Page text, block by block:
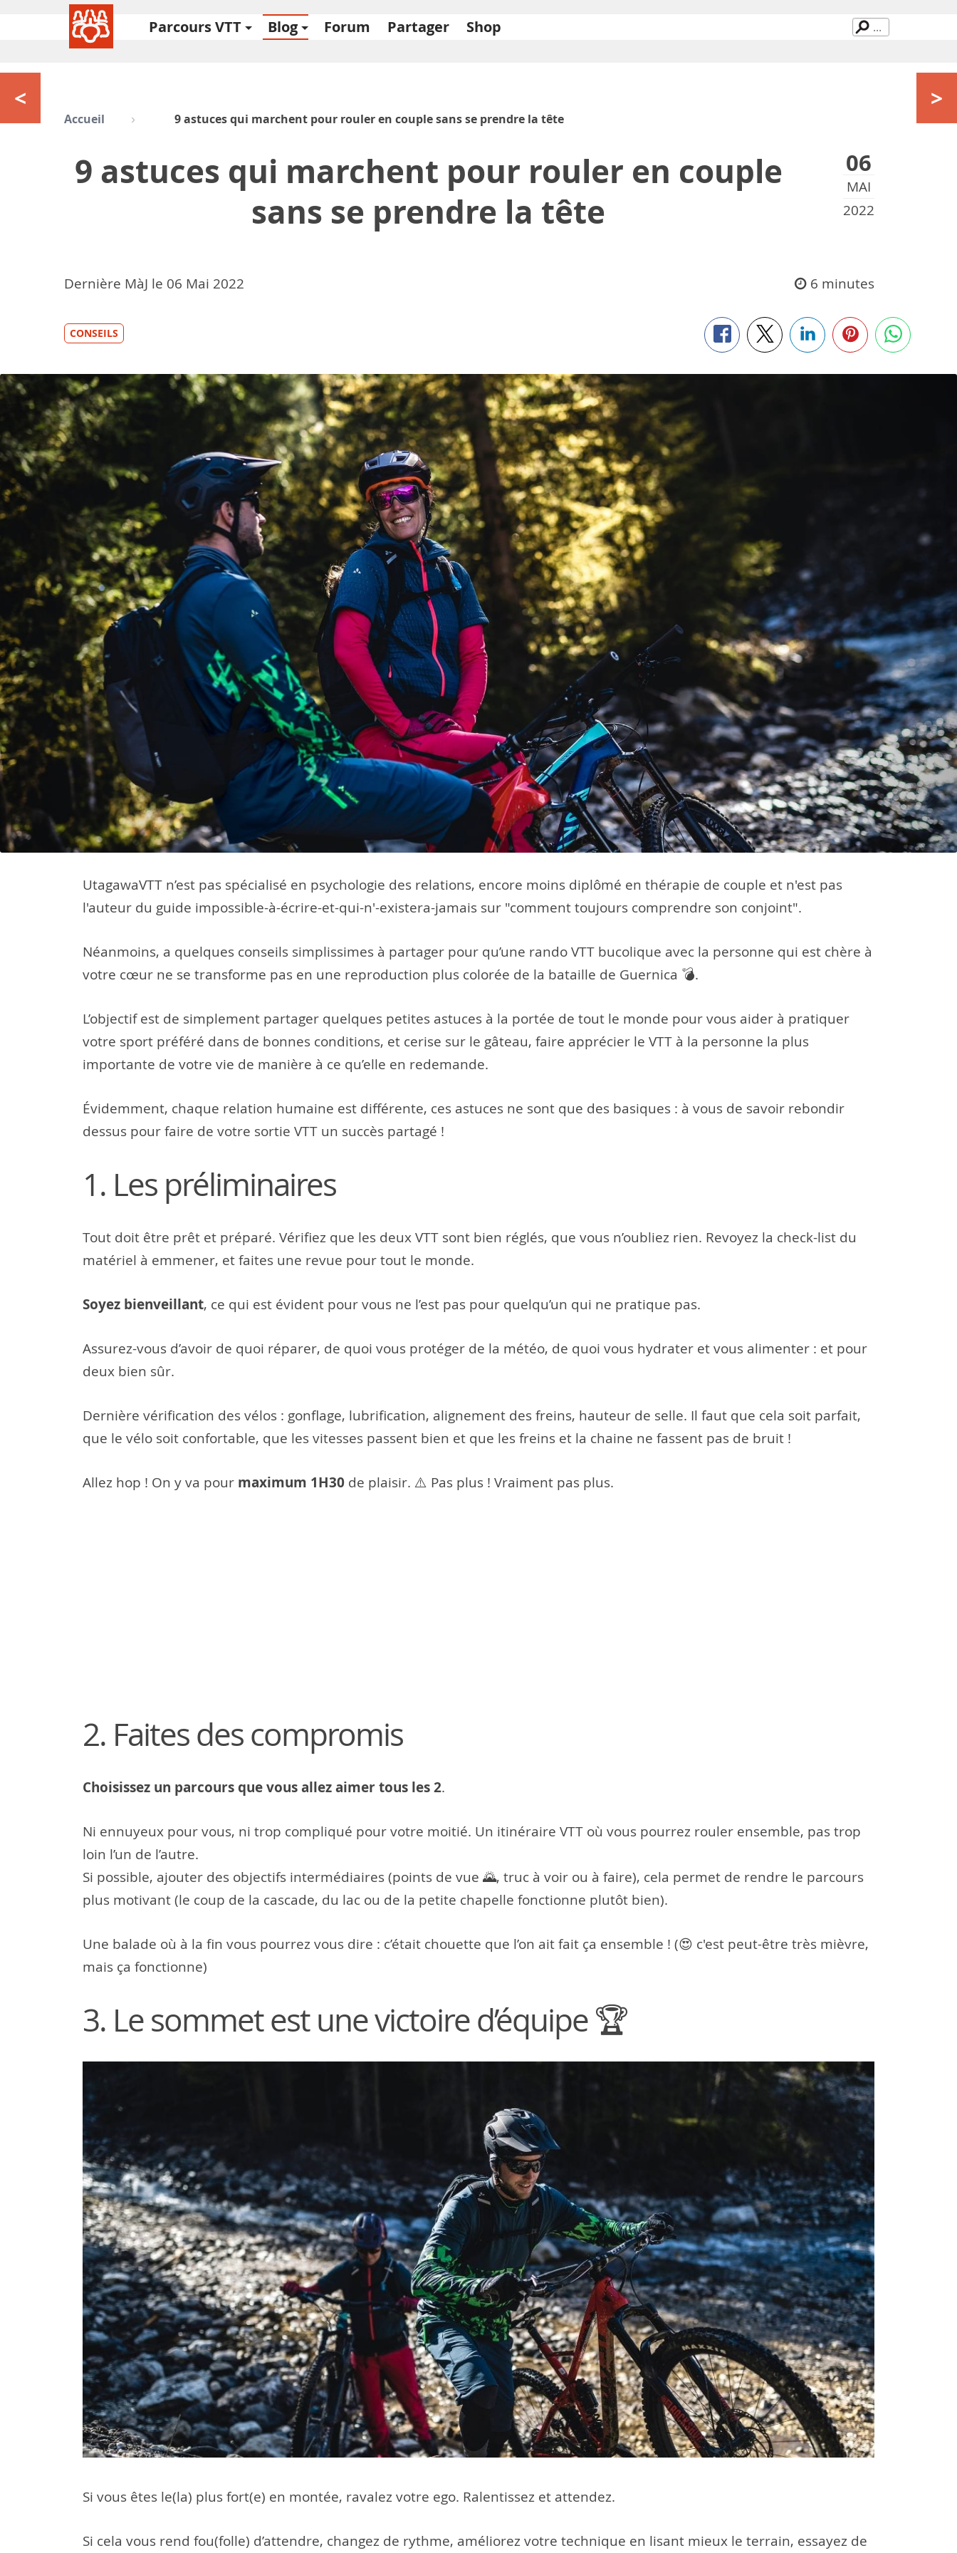
Parcours VTT Blog Forum Partager Shop
Accueil 9 astuces qui marchent pour rouler en couple sans se prendre la tête
06
MAI
2022
9 astuces qui marchent pour rouler en couple
sans se prendre la tête
6 minutes
Dernière MàJ le 06 Mai 2022
CONSEILS
UtagawaVTT n’est pas spécialisé en psychologie des relations, encore moins diplômé en thérapie de couple et n'est pas
l'auteur du guide impossible-à-écrire-et-qui-n'-existera-jamais sur "comment toujours comprendre son conjoint".
Néanmoins, a quelques conseils simplissimes à partager pour qu’une rando VTT bucolique avec la personne qui est chère à
votre cœur ne se transforme pas en une reproduction plus colorée de la bataille de Guernica 💣.
L’objectif est de simplement partager quelques petites astuces à la portée de tout le monde pour vous aider à pratiquer
votre sport préféré dans de bonnes conditions, et cerise sur le gâteau, faire apprécier le VTT à la personne la plus
importante de votre vie de manière à ce qu’elle en redemande.
Évidemment, chaque relation humaine est différente, ces astuces ne sont que des basiques : à vous de savoir rebondir
dessus pour faire de votre sortie VTT un succès partagé !
1. Les préliminaires
Tout doit être prêt et préparé. Vérifiez que les deux VTT sont bien réglés, que vous n’oubliez rien. Revoyez la check-list du
matériel à emmener, et faites une revue pour tout le monde.
Soyez bienveillant, ce qui est évident pour vous ne l’est pas pour quelqu’un qui ne pratique pas.
Assurez-vous d’avoir de quoi réparer, de quoi vous protéger de la météo, de quoi vous hydrater et vous alimenter : et pour
deux bien sûr.
Dernière vérification des vélos : gonflage, lubrification, alignement des freins, hauteur de selle. Il faut que cela soit parfait,
que le vélo soit confortable, que les vitesses passent bien et que les freins et la chaine ne fassent pas de bruit !
Allez hop ! On y va pour maximum 1H30de plaisir. ⚠️ Pas plus ! Vraiment pas plus.
2. Faites des compromis
Choisissez un parcours que vous allez aimer tous les 2.
Ni ennuyeux pour vous, ni trop compliqué pour votre moitié. Un itinéraire VTT où vous pourrez rouler ensemble, pas trop
loin l’un de l’autre.
Si possible, ajouter des objectifs intermédiaires (points de vue 🌄, truc à voir ou à faire), cela permet de rendre le parcours
plus motivant (le coup de la cascade, du lac ou de la petite chapelle fonctionne plutôt bien).
Une balade où à la fin vous pourrez vous dire : c’était chouette que l’on ait fait ça ensemble ! (😍 c'est peut-être très mièvre,
mais ça fonctionne)
3. Le sommet est une victoire d’équipe 🏆
Si vous êtes le(la) plus fort(e) en montée, ravalez votre ego. Ralentissez et attendez.
Si cela vous rend fou(folle) d’attendre, changez de rythme, améliorez votre technique en lisant mieux le terrain, essayez de
>
<